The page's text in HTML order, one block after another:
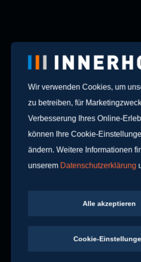
verste
Wir verwenden Cookies, um
zu betreiben, für
Verbesserung Ihres Online-
können Ihre Cookie-
ändern. Weitere Informationen
unserem Datenschutzerklärung
Alle akzeptieren
Cookie-